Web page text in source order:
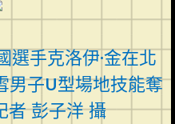
手克洛伊·金在北
子U型場地技能奪
者 彭子洋 攝